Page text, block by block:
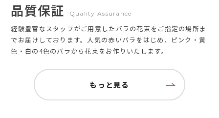
品質保証 Quality Assurance
経験豊富なスタッフがご用意したバラの花束をご指定の場所ま
でお届けしております。人気の赤いバラをはじめ、ピンク・黄
色・白の4色のバラから花束をお作りいたします。
もっと見る